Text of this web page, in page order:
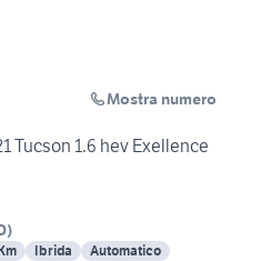
Mostra numero
Tucson 1.6 hev Exellence
)
Ibrida
Automatico